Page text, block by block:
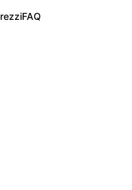
FAQ